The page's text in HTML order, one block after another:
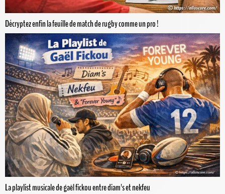
Décryptez enfin la feuille de match de rugby comme un pro !
La playlist musicale de gaël fickou entre diam's et nekfeu